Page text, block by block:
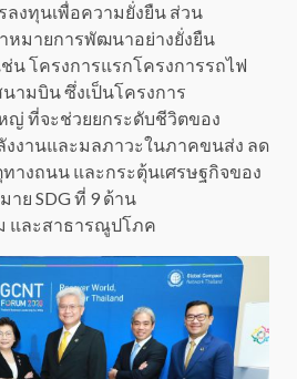
ลงทุนเพื่อความยั่งยืน ส่วน
หมายการพัฒนาอย่างยั่งยืน
ช่น โครงการแรกโครงการรถไฟ
ามบิน ซึ่งเป็นโครงการ
ที่จะช่วยยกระดับชีวิตของ
งานและมลภาวะในภาคขนส่ง ลด
างถนน และกระตุ้นเศรษฐกิจของ
ย SDG ที่ 9 ด้าน
และสาธารณูปโภค